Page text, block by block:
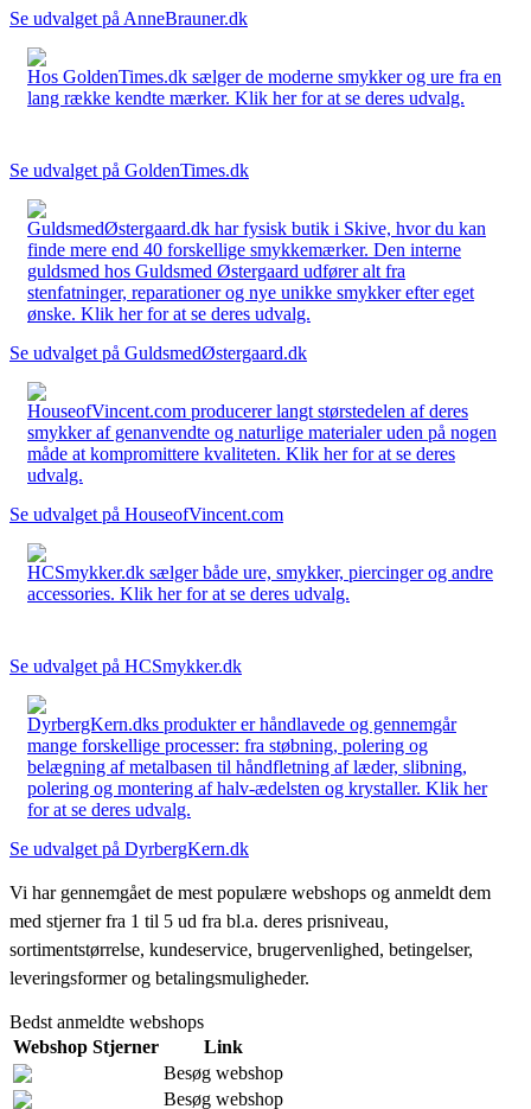
Se udvalget på AnneBrauner.dk
Hos GoldenTimes.dk sælger de moderne smykker og ure fra en
lang række kendte mærker. Klik her for at se deres udvalg.
Se udvalget på GoldenTimes.dk
GuldsmedØstergaard.dk har fysisk butik i Skive, hvor du kan
finde mere end 40 forskellige smykkemærker. Den interne
guldsmed hos Guldsmed Østergaard udfører alt fra
stenfatninger, reparationer og nye unikke smykker efter eget
ønske. Klik her for at se deres udvalg.
Se udvalget på GuldsmedØstergaard.dk
HouseofVincent.com producerer langt størstedelen af deres
smykker af genanvendte og naturlige materialer uden på nogen
måde at kompromittere kvaliteten. Klik her for at se deres
udvalg.
Se udvalget på HouseofVincent.com
HCSmykker.dk sælger både ure, smykker, piercinger og andre
accessories. Klik her for at se deres udvalg.
Se udvalget på HCSmykker.dk
DyrbergKern.dks produkter er håndlavede og gennemgår
mange forskellige processer: fra støbning, polering og
belægning af metalbasen til håndfletning af læder, slibning,
polering og montering af halv-ædelsten og krystaller. Klik her
for at se deres udvalg.
Se udvalget på DyrbergKern.dk
Vi har gennemgået de mest populære webshops og anmeldt dem
med stjerner fra 1 til 5 ud fra bl.a. deres prisniveau,
sortimentstørrelse, kundeservice, brugervenlighed, betingelser,
leveringsformer og betalingsmuligheder.
Bedst anmeldte webshops
Webshop Stjerner
Link
Besøg webshop
Besøg webshop